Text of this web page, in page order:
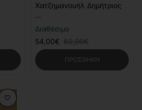
Διαθέσιμο
Χατζημανουήλ Δημήτριος
…
54,00€ 60,00€
ΠΡΟΣΘΉΚΗ